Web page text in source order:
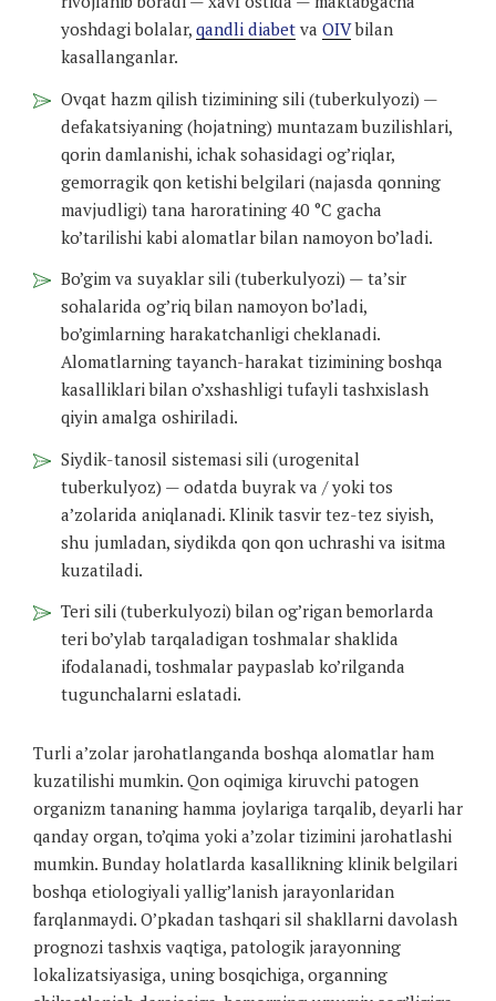
yoshdagi bolalar, qandli diabet va OIVbilan
kasallanganlar.
Ovqat hazm qilish tizimining sili (tuberkulyozi) —
defakatsiyaning (hojatning) muntazam buzilishlari,
qorin damlanishi, ichak sohasidagi og’riqlar,
gemorragik qon ketishi belgilari (najasda qonning
mavjudligi) tana haroratining 40 °C gacha
ko’tarilishi kabi alomatlar bilan namoyon bo’ladi.
Bo’gim va suyaklar sili (tuberkulyozi) — ta’sir
sohalarida og’riq bilan namoyon bo’ladi,
bo’gimlarning harakatchanligi cheklanadi.
Alomatlarning tayanch-harakat tizimining boshqa
kasalliklari bilan o’xshashligi tufayli tashxislash
qiyin amalga oshiriladi.
Siydik-tanosil sistemasi sili (urogenital
tuberkulyoz) — odatda buyrak va / yoki tos
a’zolarida aniqlanadi. Klinik tasvir tez-tez siyish,
shu jumladan, siydikda qon qon uchrashi va isitma
kuzatiladi.
Teri sili (tuberkulyozi) bilan og’rigan bemorlarda
teri bo’ylab tarqaladigan toshmalar shaklida
ifodalanadi, toshmalar paypaslab ko’rilganda
tugunchalarni eslatadi.
Turli a’zolar jarohatlanganda boshqa alomatlar ham
kuzatilishi mumkin. Qon oqimiga kiruvchi patogen
organizm tananing hamma joylariga tarqalib, deyarli har
qanday organ, to’qima yoki a’zolar tizimini jarohatlashi
mumkin. Bunday holatlarda kasallikning klinik belgilari
boshqa etiologiyali yallig’lanish jarayonlaridan
farqlanmaydi. O’pkadan tashqari sil shakllarni davolash
prognozi tashxis vaqtiga, patologik jarayonning
lokalizatsiyasiga, uning bosqichiga, organning